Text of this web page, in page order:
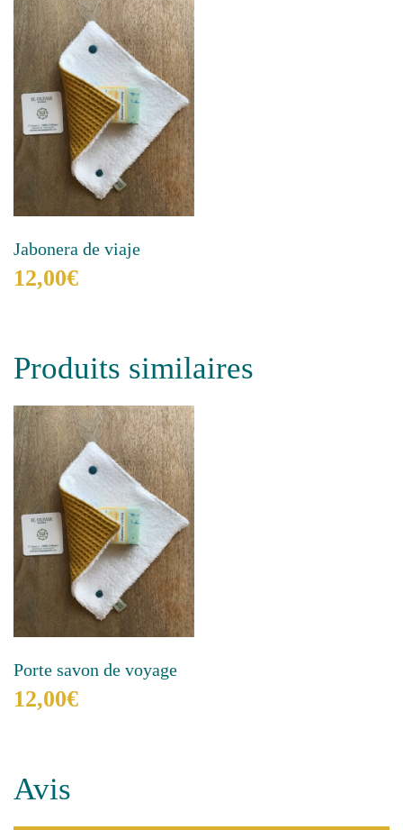
Jabonera de viaje
12,00€
plusieurs
variations.
Les
options
peuvent
être
choisies
sur
la
page
du
produit
Produits similaires
Porte savon de voyage
12,00€
plusieurs
variations.
Les
Avis